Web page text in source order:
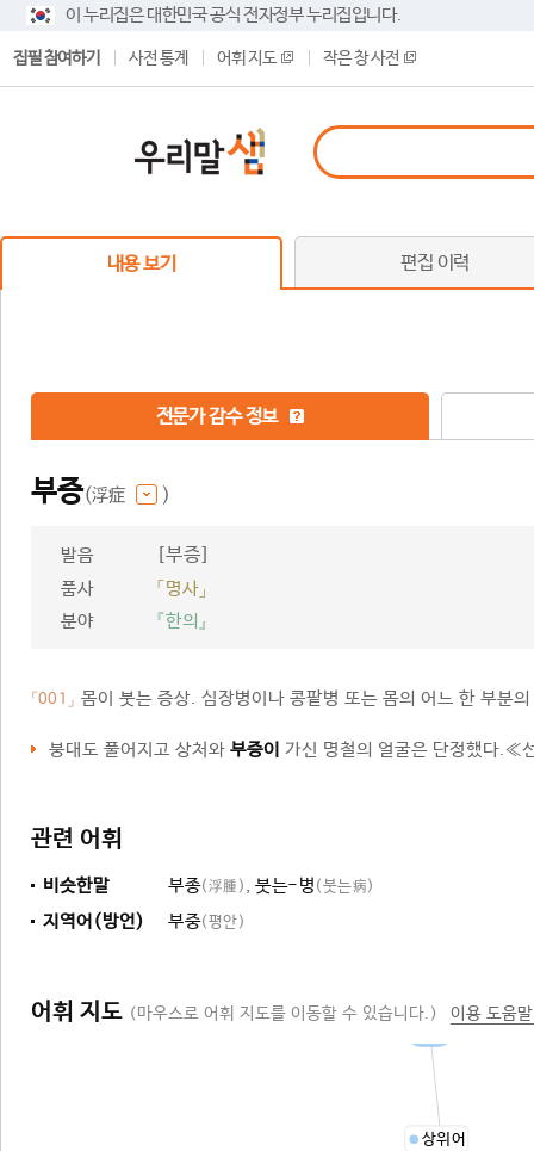
이 누리집은 대한민국 공식 전자정부 누리집입니다.
집필 참여하기 사전 통계 어휘 지도 작은 창 사전
내용 보기 편집 이력
전문가 감수 정보
부증(浮症 )
발음 [부증]
품사
「명사」
분야
『한의』
「001」 몸이 붓는 증상. 심장병이나 콩팥병 또는 몸의 어느 한 부분
붕대도 풀어지고 상처와 부증이 가신 명철의 얼굴은 단정했다.≪
관련 어휘
비슷한말 부종(浮腫) , 붓는-병 (붓는病)
지역어(방언) 부중(평안)
어휘 지도 (마우스로 어휘 지도를 이동할 수 있습니다.) 이용 도움
상위어